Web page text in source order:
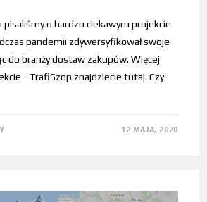
o bardzo ciekawym projekcie
pandemii zdywersyfikował swoje
do branży dostaw zakupów. Więcej
- TrafiSzop znajdziecie tutaj. Czy
12 MAJA, 2020